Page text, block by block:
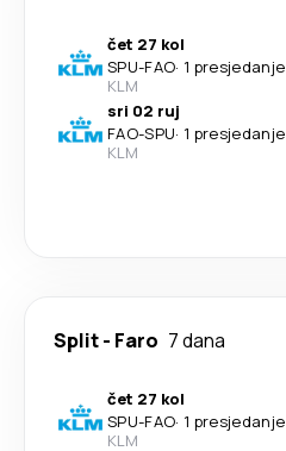
čet 27 kol
SPU-FAO· 1 presjedanje
KLM
sri 02 ruj
FAO-SPU· 1 presjedanje
KLM
Split- Faro 7 dana
čet 27 kol
SPU-FAO· 1 presjedanje
KLM